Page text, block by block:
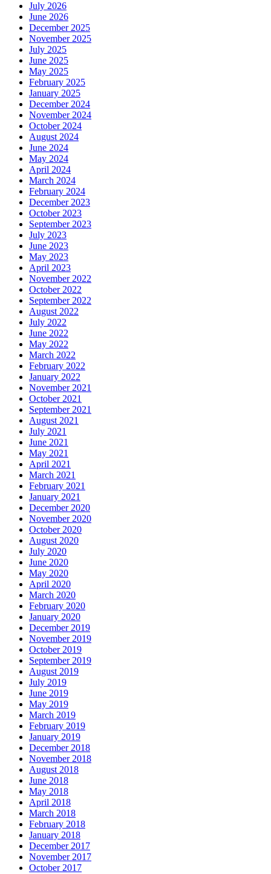
July 2026
June 2026
December 2025
November 2025
July 2025
June 2025
May 2025
February 2025
January 2025
December 2024
November 2024
October 2024
August 2024
June 2024
May 2024
April 2024
March 2024
February 2024
December 2023
October 2023
September 2023
July 2023
June 2023
May 2023
April 2023
November 2022
October 2022
September 2022
August 2022
July 2022
June 2022
May 2022
March 2022
February 2022
January 2022
November 2021
October 2021
September 2021
August 2021
July 2021
June 2021
May 2021
April 2021
March 2021
February 2021
January 2021
December 2020
November 2020
October 2020
August 2020
July 2020
June 2020
May 2020
April 2020
March 2020
February 2020
January 2020
December 2019
November 2019
October 2019
September 2019
August 2019
July 2019
June 2019
May 2019
March 2019
February 2019
January 2019
December 2018
November 2018
August 2018
June 2018
May 2018
April 2018
March 2018
February 2018
January 2018
December 2017
November 2017
October 2017